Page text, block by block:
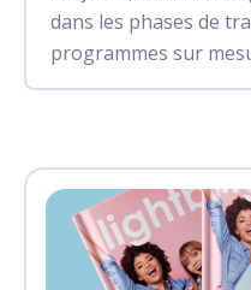
dans les phases de
programmes sur